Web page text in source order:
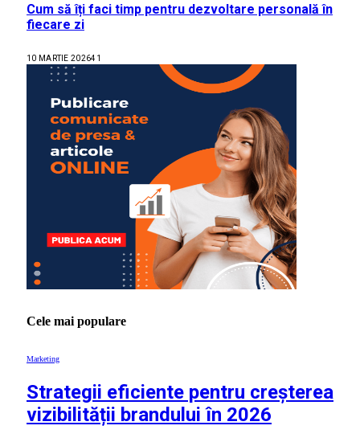
Cum să îți faci timp pentru dezvoltare personală în
fiecare zi
10 MARTIE 202641
Cele mai populare
Marketing
Strategii eficiente pentru creșterea
vizibilității brandului în 2026